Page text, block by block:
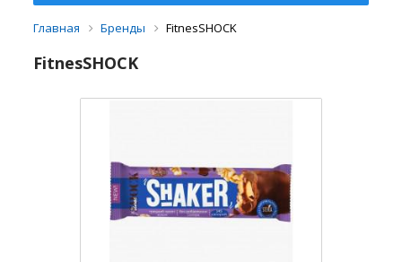
Главная Бренды FitnesSHOCK
FitnesSHOCK